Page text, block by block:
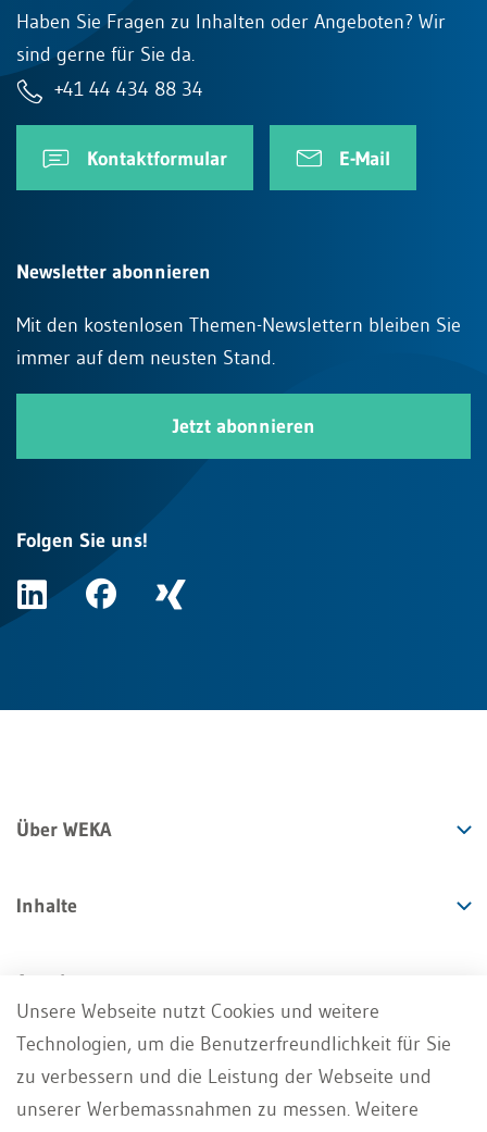
Haben Sie Fragen zu Inhalten oder Angeboten? Wir
sind gerne für Sie da.
+41 44 434 88 34
Kontaktformular E-Mail
Newsletter abonnieren
Mit den kostenlosen Themen-Newslettern bleiben Sie
immer auf dem neusten Stand.
Jetzt abonnieren
Folgen Sie uns!
Über WEKA
Inhalte
Angebote
Services
Unsere Webseite nutzt Cookies und weitere
Technologien, um die Benutzerfreundlichkeit für Sie
zu verbessern und die Leistung der Webseite und
unserer Werbemassnahmen zu messen. Weitere